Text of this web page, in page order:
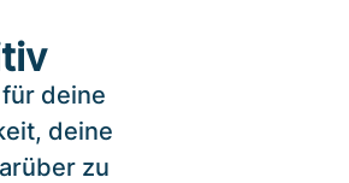
deine
deine
zu